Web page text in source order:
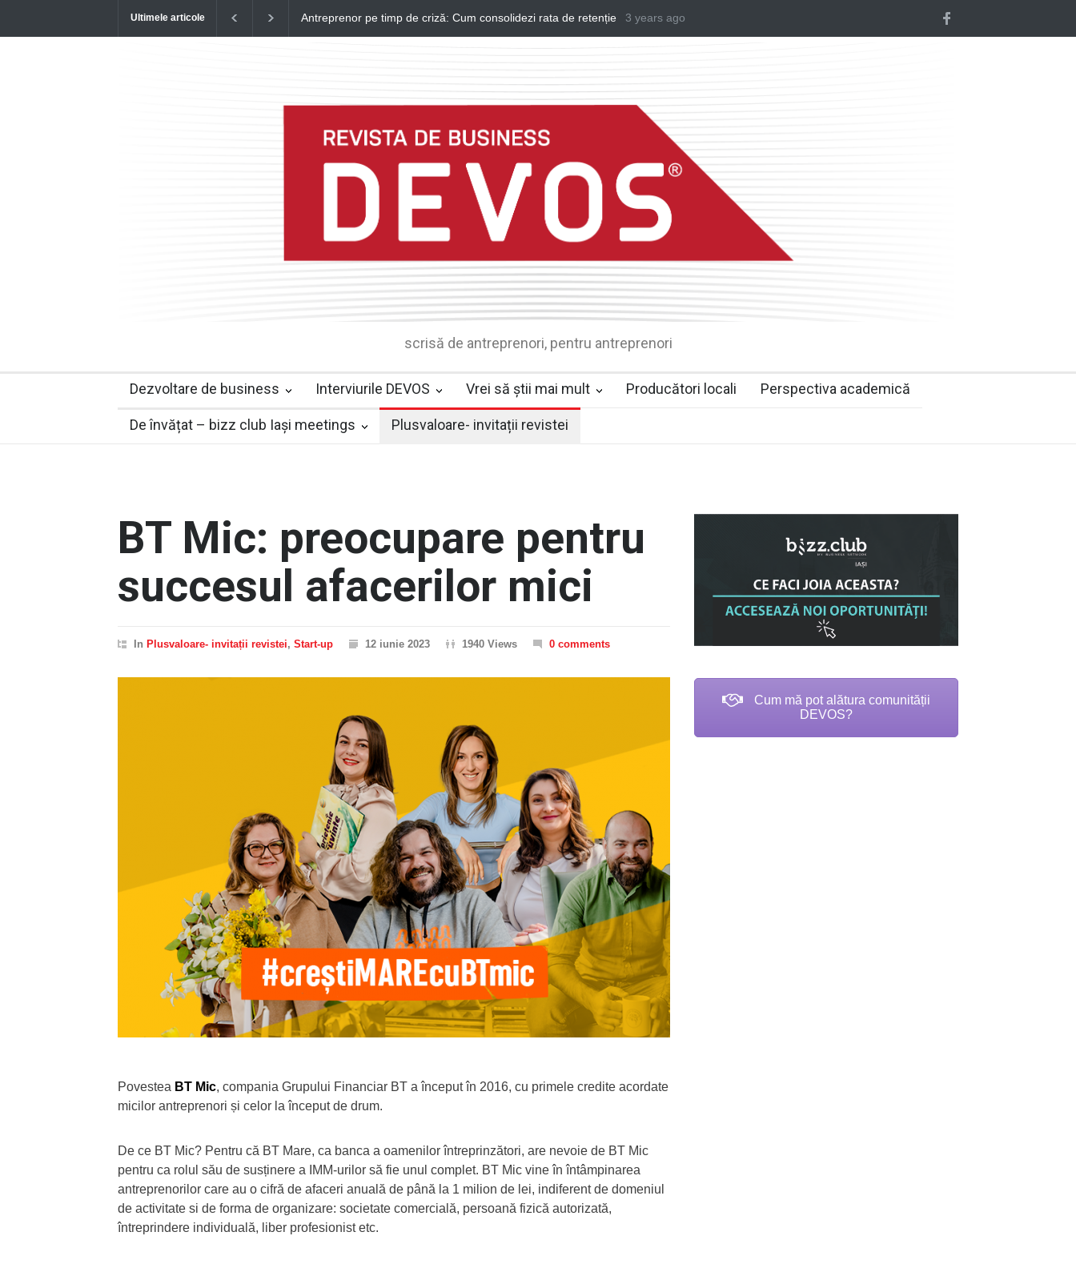
Ultimele articole
Antreprenor pe timp de criză: Cum consolidezi rata de retenție
CUM SĂ-ȚI GUVERNEZI SINGUR VIAȚA - DORIN BOABEȘ,
BT Mic: preocupare pentru succesul afacerilor mici
3 years ago
scrisă de antreprenori, pentru antreprenori
Dezvoltare de business Interviurile DEVOS Vrei să știi mai mult Producători locali Perspectiva academică
De învățat – bizz club Iași meetings Plusvaloare- invitații revistei
BT Mic: preocupare pentru
succesul afacerilor mici
In Plusvaloare- invitații revistei, Start-up 12 iunie 2023 1940 Views 0 comments
Povestea BT Mic, compania Grupului Financiar BT a început în 2016, cu primele credite acordate
micilor antreprenori și celor la început de drum.
De ce BT Mic? Pentru că BT Mare, ca banca a oamenilor întreprinzători, are nevoie de BT Mic
pentru ca rolul său de susținere a IMM-urilor să fie unul complet. BT Mic vine în întâmpinarea
antreprenorilor care au o cifră de afaceri anuală de până la 1 milion de lei, indiferent de domeniul
de activitate si de forma de organizare: societate comercială, persoană fizică autorizată,
întreprindere individuală, liber profesionist etc.
Cum mă pot alătura comunității
DEVOS?